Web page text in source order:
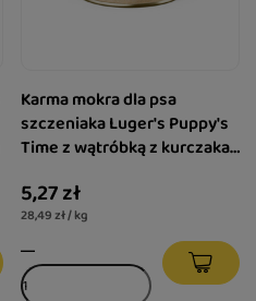
Karma mokra dla psa
szczeniaka Luger's Puppy's
Time z wątróbką z kurczaka,
185 g
5,27 zł
28,49 zł / kg